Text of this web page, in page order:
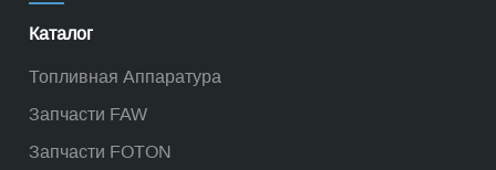
Каталог
Топливная Аппаратура
Запчасти FAW
Запчасти FOTON